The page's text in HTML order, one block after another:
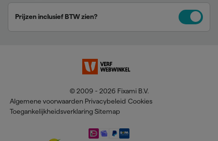
Prijzen inclusief BTW zien?
© 2009 - 2026 Fixami B.V.
Algemene voorwaarden Privacybeleid Cookies
Toegankelijkheidsverklaring Sitemap